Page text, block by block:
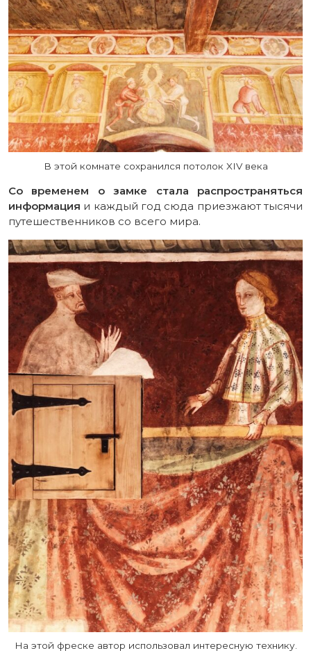
В этой комнате сохранился потолок XIV века
Со временем о замке стала распространяться
информация и каждый год сюда приезжают тысячи
путешественников со всего мира.
На этой фреске автор использовал интересную технику.